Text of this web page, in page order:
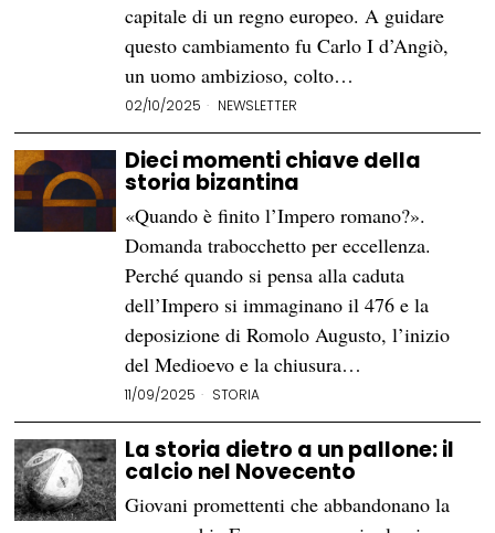
capitale di un regno europeo. A guidare
questo cambiamento fu Carlo I d’Angiò,
un uomo ambizioso, colto…
02/10/2025 NEWSLETTER
Dieci momenti chiave della
storia bizantina
«Quando è finito l’Impero romano?».
Domanda trabocchetto per eccellenza.
Perché quando si pensa alla caduta
dell’Impero si immaginano il 476 e la
deposizione di Romolo Augusto, l’inizio
del Medioevo e la chiusura…
11/09/2025 STORIA
La storia dietro a un pallone: il
calcio nel Novecento
Giovani promettenti che abbandonano la